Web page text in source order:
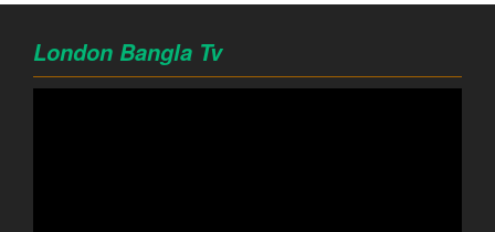
London Bangla Tv